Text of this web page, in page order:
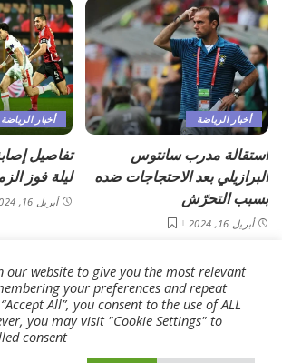
أخبار الرياضة
استقالة مدرب سانتوس
البرازيلي بعد الاحتجاجات ضده
بسبب التحرّش
أبريل 16, 2024
أخبار الرياضة
تفاصيل
ليلة فوز
أبريل 16, 2024
Load More
>
Blog
>أخبار الرياضة> الشارقة.. «فرصة
our website to give you the most relevant
your preferences and repeat
All”, you consent to the use of ALL
you may visit "Cookie Settings" to
consent.